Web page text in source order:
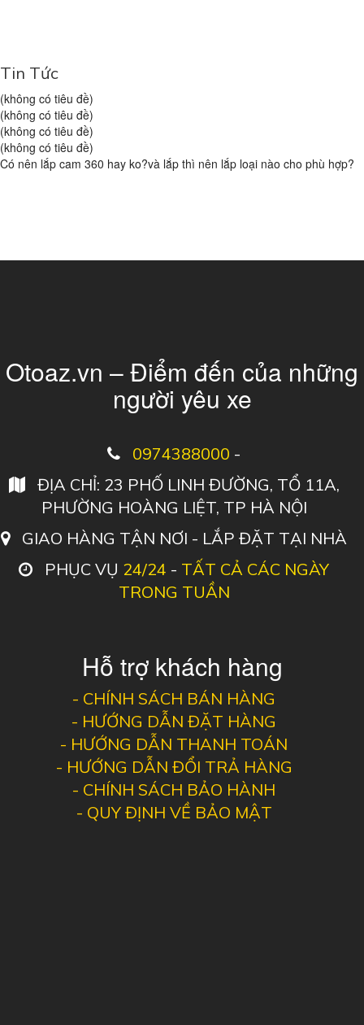
Tin Tức
(không có tiêu đề)
(không có tiêu đề)
(không có tiêu đề)
(không có tiêu đề)
Có nên lắp cam 360 hay ko?và lắp thì nên lắp loại nào cho phù hợp?
Otoaz.vn – Điểm đến của những
người yêu xe
0974388000 -
ĐỊA CHỈ: 23 PHỐ LINH ĐƯỜNG, TỔ 11A,
PHƯỜNG HOÀNG LIỆT, TP HÀ NỘI
GIAO HÀNG TẬN NƠI - LẮP ĐẶT TẠI NHÀ
PHỤC VỤ 24/24 - TẤT CẢ CÁC NGÀY
TRONG TUẦN
Hỗ trợ khách hàng
- CHÍNH SÁCH BÁN HÀNG
- HƯỚNG DẪN ĐẶT HÀNG
- HƯỚNG DẪN THANH TOÁN
- HƯỚNG DẪN ĐỔI TRẢ HÀNG
- CHÍNH SÁCH BẢO HÀNH
- QUY ĐỊNH VỀ BẢO MẬT